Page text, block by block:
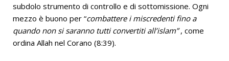
subdolo strumento di controllo e di sottomissione. Ogni
mezzo è buono per “combattere i miscredenti fino a
quando non si saranno tutti convertiti all’islam”, come
ordina Allah nel Corano (8:39).